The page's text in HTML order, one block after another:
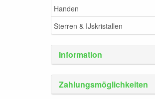
Handen
Sterren & IJskristallen
Information
Zahlungsmöglichkeiten